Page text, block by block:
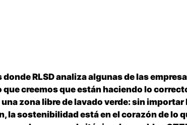
RLSD analiza algunas de las
que creemos que están haciendo lo
una zona libre de lavado verde: sin importar
la sostenibilidad está en el corazón de lo